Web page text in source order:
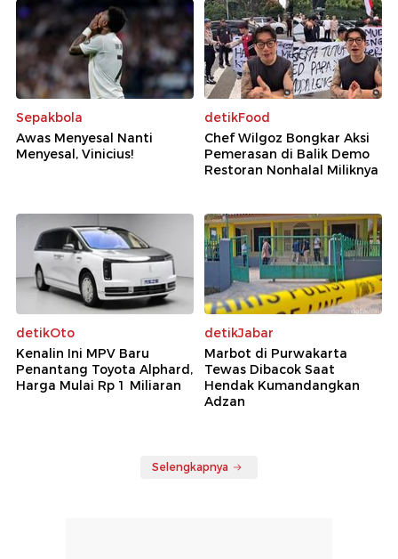
Sepakbola
Awas Menyesal Nanti
Menyesal, Vinicius!
detikFood
Chef Wilgoz Bongkar Aksi
Pemerasan di Balik Demo
Restoran Nonhalal Miliknya
detikOto
Kenalin Ini MPV Baru
Penantang Toyota Alphard,
Harga Mulai Rp 1 Miliaran
detikJabar
Marbot di Purwakarta
Tewas Dibacok Saat
Hendak Kumandangkan
Adzan
Selengkapnya